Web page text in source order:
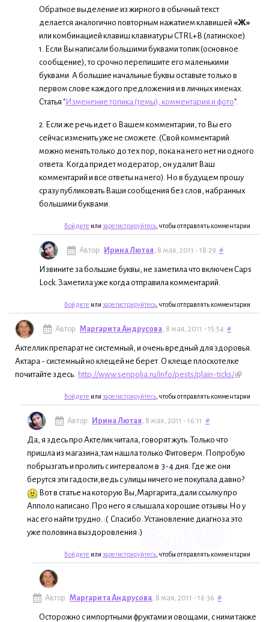
Обратное выделение из жирного в обычный текст
делается аналогично повторным нажатием клавишей «Ж»
или комбинацией клавиш клавиатуры CTRL+B (латинское).
1. Если Вы написали большими буквами топик (основное
сообщение), то срочно перепишите его маленькими
буквами. А большие начальные буквы оставьте только в
первом слове каждого предложения и в личных именах.
Статья " Изменение топика (темы), комментария и фото".
2. Если же речь идет о Вашем комментарии, то Вы его
сейчас изменить уже не сможете. (Свой комментарий
можно менять только до тех пор, пока на него нет ни одного
ответа. Когда придет модератор, он удалит Ваш
комментарий и все ответы на него). Но в будущем прошу
сразу публиковать Ваши сообщения без слов, набранных
большими буквами.
Войдите или зарегистрируйтесь , чтобы отправлять комментарии
Автор: Ирина Лютая , 8 мая, 2011 - 18:29 #
Извините за большие буквы, не заметила что включен Caps
Lock. Заметила уже когда отправила комментарий.
Войдите или зарегистрируйтесь , чтобы отправлять комментарии
Автор: Маргарита Андрусова , 8 мая, 2011 - 15:54 #
Актеллик препарат не системный, и очень вредный для здоровья.
Актара - системный но клещей не берет. О клеще плоскотелке
почитайте здесь. http://www.senpolia.ru/info/pests/plain-ticks/
Войдите или зарегистрируйтесь , чтобы отправлять комментарии
Автор: Ирина Лютая , 8 мая, 2011 - 16:11 #
Да, я здесь про Актелик читала, говорят жуть. Только что
пришла из магазина,там нашла только Фитоверм. Попробую
побрызгать и пролить с интервалом в 3-4 дня. Где же они
берутся эти гадости,ведь с улицы ничего не покупала давно?
Вот в статье на которую Вы,Маргарита,дали ссылку про
Апполо написано.Про него я слышала хорошие отзывы.Но у
нас его найти трудно. :( Спасибо. Установление диагноза это
уже половина выздоровления :)
Войдите или зарегистрируйтесь , чтобы отправлять комментарии
Автор: Маргарита Андрусова , 8 мая, 2011 - 16:36 #
Осторожно с импортными фруктами и овощами, с ними также